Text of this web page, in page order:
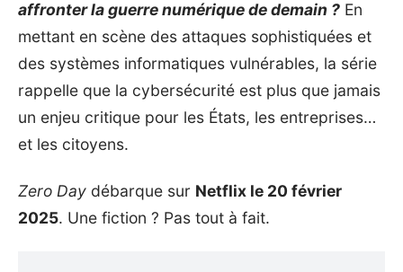
affronter la guerre numérique de demain ? En
mettant en scène des attaques sophistiquées et
des systèmes informatiques vulnérables, la série
rappelle que la cybersécurité est plus que jamais
un enjeu critique pour les États, les entreprises…
et les citoyens.
Zero Day débarque sur Netflix le 20 février
2025. Une fiction ? Pas tout à fait.